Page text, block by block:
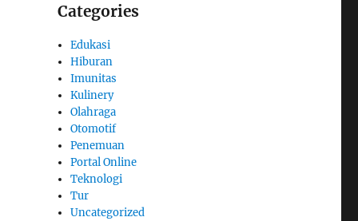
Categories
Edukasi
Hiburan
Imunitas
Kulinery
Olahraga
Otomotif
Penemuan
Portal Online
Teknologi
Tur
Uncategorized